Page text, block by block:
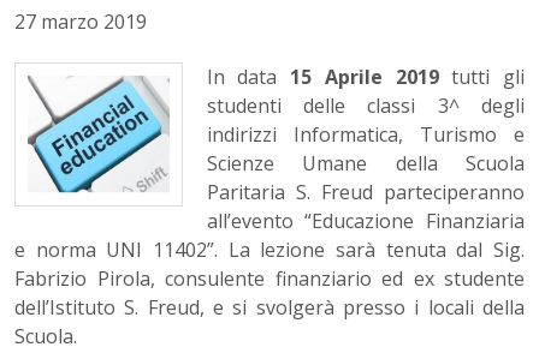
27 marzo 2019
In data 15 Aprile 2019tutti gli
studenti delle classi 3^ degli
indirizzi Informatica, Turismo e
Scienze Umane della Scuola
Paritaria S. Freud parteciperanno
all’evento “Educazione Finanziaria
e norma UNI 11402”. La lezione sarà tenuta dal Sig.
Fabrizio Pirola, consulente finanziario ed ex studente
dell’Istituto S. Freud, e si svolgerà presso i locali della
Scuola.